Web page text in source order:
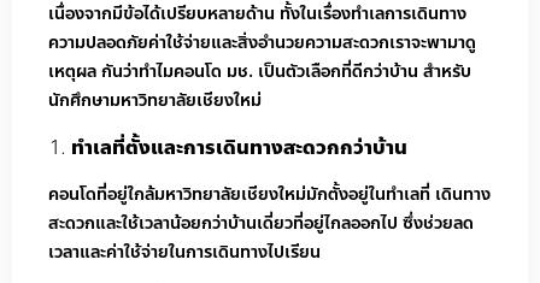
เนื่องจากมีข้อได้เปรียบหลายด้าน ทั้งในเรื่องทำเลการเดินทาง
ความปลอดภัยค่าใช้จ่ายและสิ่งอำนวยความสะดวกเราจะพามาดู
เหตุผล กันว่าทำไมคอนโด มช. เป็นตัวเลือกที่ดีกว่าบ้าน สำหรับ
นักศึกษามหาวิทยาลัยเชียงใหม่
ทำเลที่ตั้งและการเดินทางสะดวกกว่าบ้าน
คอนโดที่อยู่ใกล้มหาวิทยาลัยเชียงใหม่มักตั้งอยู่ในทำเลที่ เดินทาง
สะดวกและใช้เวลาน้อยกว่าบ้านเดี่ยวที่อยู่ไกลออกไป ซึ่งช่วยลด
เวลาและค่าใช้จ่ายในการเดินทางไปเรียน